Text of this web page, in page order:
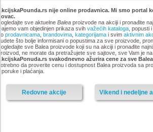
nije online prodavnica. Mi smo portal
sve aktuelne Baleaproizvode na akciji i pronađite
vam objedinjen prikaza svih važećih kataloga, popusti
prodavnicama, brandovima, kategorijamai svim aktivnim
što bolje informisani o popustima za sve proizvode,
sve Balea proizvode koji su na akciji i pronađite
ne morate da pretražujete sve sajtove, sve Vam je na
svakodnevno ažurira cene za sve
da proverite cenu i dostupnost Balea proizvoda sa
i plaćanja.
Vikend i nedeljne
Redovne akcije